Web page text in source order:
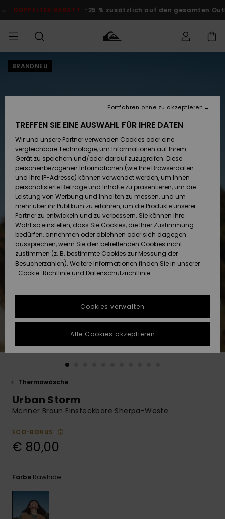
ProduktinformationRABATT -25 % zusätzlich auf den gesamten Outlet-
MÄNNER
Accessoires
Schuhe&
Flip-Flops
Surf
Snow
Brandneu
Highlights
JUNGEN
Accessoires
Schuhe&
Flip-Flops
Surf
Snow
Brandneu
Highlights
FRAUEN
Brandneu
Highlights
Snow
SURF
Kinder
Highlights
Community
SNOW
Kinder
Snow Shop
Damen
Highlights
Community
DOPPELTER
RABATT
KINDER
Outlet
Frauen
HILFE & KONTAKT
Versand
Retouren
Bezahlung
Geschenkkarte
Quiksilver
Freedom
Datenschutz
Starten Sie eine
Unterhaltung,
schnellste
Antwort auf Ihre
Frage zu
Finden Sie
Antworten auf
NACHHALTIGKEIT
WUNSCHLISTE
BRANDNEU
Thermowäsche
Urban Storm
Männer Braun Einsteckbare Sherpa-Weste
ECO-BONUS
€ 80,00
Farbe Rawhide
TREFFEN SIE EINE AUSWAHL FÜR IHRE DATEN
Wir und unsere Partner verwenden Cookies oder eine
vergleichbare Technologie, um Informationen auf Ihrem
Gerät zu speichern und/oder darauf zuzugreifen. Diese
personenbezogenen Informationen (wie Ihre Browserdaten
und Ihre IP-Adresse) können verwendet werden, um Ihnen
personalisierte Beiträge und Inhalte zu präsentieren, um die
Leistung von Werbung und Inhalten zu messen, und um
mehr über ihr Publikum zu erfahren, um die Produkte unserer
Partner zu entwickeln und zu verbessern. Sie können Ihre
Wahl so einstellen, dass Sie Cookies, die Ihrer Zustimmung
bedürfen, annehmen oder ablehnen oder sich dagegen
aussprechen, wenn Sie den betreffenden Cookies nicht
zustimmen (z. B. bestimmte Cookies zur Messung der
Besucherzahlen). Weitere Informationen finden Sie in unserer
: Cookie-Richtlinie und Datenschutzrichtlinie
Cookies verwalten
Fortfahren ohne zu akzeptieren
Alle Cookies akzeptieren